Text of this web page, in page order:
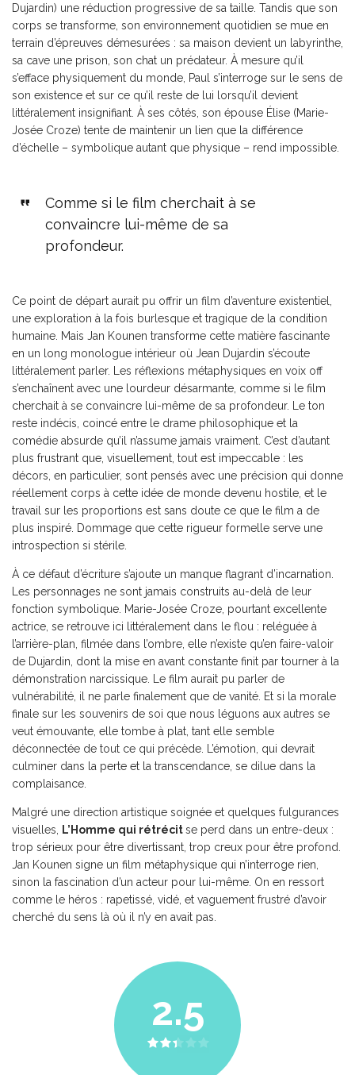
Dujardin) une réduction progressive de sa taille. Tandis que son
corps se transforme, son environnement quotidien se mue en
terrain d’épreuves démesurées : sa maison devient un labyrinthe,
sa cave une prison, son chat un prédateur. À mesure qu’il
s’efface physiquement du monde, Paul s’interroge sur le sens de
son existence et sur ce qu’il reste de lui lorsqu’il devient
littéralement insignifiant. À ses côtés, son épouse Élise (Marie-
Josée Croze) tente de maintenir un lien que la différence
d’échelle – symbolique autant que physique – rend impossible.
Comme si le film cherchait à se
convaincre lui-même de sa
profondeur.
Ce point de départ aurait pu offrir un film d’aventure existentiel,
une exploration à la fois burlesque et tragique de la condition
humaine. Mais Jan Kounen transforme cette matière fascinante
en un long monologue intérieur où Jean Dujardin s’écoute
littéralement parler. Les réflexions métaphysiques en voix off
s’enchaînent avec une lourdeur désarmante, comme si le film
cherchait à se convaincre lui-même de sa profondeur. Le ton
reste indécis, coincé entre le drame philosophique et la
comédie absurde qu’il n’assume jamais vraiment. C’est d’autant
plus frustrant que, visuellement, tout est impeccable : les
décors, en particulier, sont pensés avec une précision qui donne
réellement corps à cette idée de monde devenu hostile, et le
travail sur les proportions est sans doute ce que le film a de
plus inspiré. Dommage que cette rigueur formelle serve une
introspection si stérile.
À ce défaut d’écriture s’ajoute un manque flagrant d’incarnation.
Les personnages ne sont jamais construits au-delà de leur
fonction symbolique. Marie-Josée Croze, pourtant excellente
actrice, se retrouve ici littéralement dans le flou : reléguée à
l’arrière-plan, filmée dans l’ombre, elle n’existe qu’en faire-valoir
de Dujardin, dont la mise en avant constante finit par tourner à la
démonstration narcissique. Le film aurait pu parler de
vulnérabilité, il ne parle finalement que de vanité. Et si la morale
finale sur les souvenirs de soi que nous léguons aux autres se
veut émouvante, elle tombe à plat, tant elle semble
déconnectée de tout ce qui précède. L’émotion, qui devrait
culminer dans la perte et la transcendance, se dilue dans la
complaisance.
Malgré une direction artistique soignée et quelques fulgurances
visuelles,
L’Homme qui rétrécitse perd dans un entre-deux :
trop sérieux pour être divertissant, trop creux pour être profond.
Jan Kounen signe un film métaphysique qui n’interroge rien,
sinon la fascination d’un acteur pour lui-même. On en ressort
comme le héros : rapetissé, vidé, et vaguement frustré d’avoir
cherché du sens là où il n’y en avait pas.
2.5